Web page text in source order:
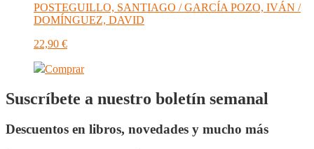
POSTEGUILLO, SANTIAGO / GARCÍA POZO, IVÁN /
DOMÍNGUEZ, DAVID
22,90 €
Comprar
Suscríbete a nuestro boletín semanal
Descuentos en libros, novedades y mucho más